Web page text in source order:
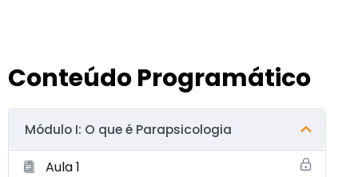
Conteúdo Programático
Módulo I: O que é Parapsicologia
Aula 1